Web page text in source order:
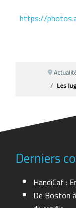
https://
Les
Derniers
HandiCaf :
De Boston